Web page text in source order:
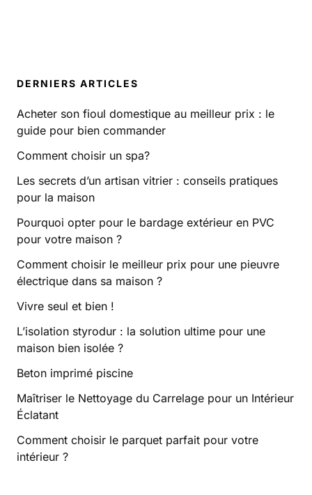
DERNIERS ARTICLES
Acheter son fioul domestique au meilleur prix : le
guide pour bien commander
Comment choisir un spa?
Les secrets d’un artisan vitrier : conseils pratiques
pour la maison
Pourquoi opter pour le bardage extérieur en PVC
pour votre maison ?
Comment choisir le meilleur prix pour une pieuvre
électrique dans sa maison ?
Vivre seul et bien !
L’isolation styrodur : la solution ultime pour une
maison bien isolée ?
Beton imprimé piscine
Maîtriser le Nettoyage du Carrelage pour un Intérieur
Éclatant
Comment choisir le parquet parfait pour votre
intérieur ?